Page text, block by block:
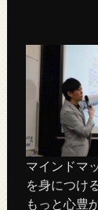
マインドマ
を身につけ
もっと心豊